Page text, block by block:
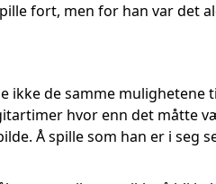
fort, men for han var det
ikke de samme mulighetene
hvor enn det måtte
Å spille som han er i seg